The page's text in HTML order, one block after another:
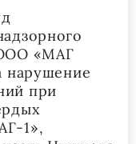
«МАГ
нарушение
при
1»,